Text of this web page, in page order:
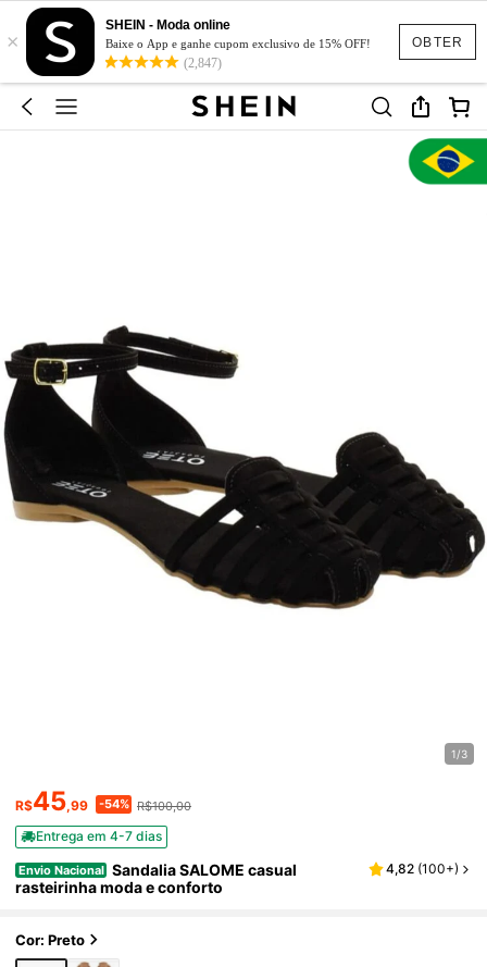
OBTER
×
SHEIN - Moda online
Baixe o App e ganhe cupom exclusivo de 15% OFF!
(2,847)
1/3
R$45,99 -54% R$100,00
Entrega em 4-7 dias
Envio Nacional Sandalia SALOME casual
rasteirinha moda e conforto
4,82 (100+)
Cor: Preto